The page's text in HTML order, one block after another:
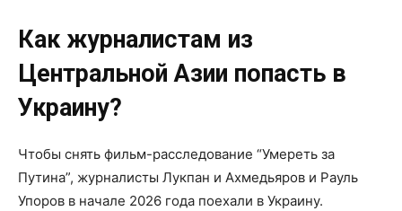
Как журналистам из
Центральной Азии попасть в
Украину?
Чтобы снять фильм-расследование “Умереть за
Путина”, журналисты Лукпан и Ахмедьяров и Рауль
Упоров в начале 2026 года поехали в Украину.